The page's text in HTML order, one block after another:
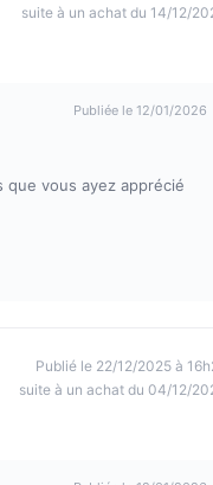
suite à un achat du 14/12/
Publiée le 12/01/2026
vous ayez apprécié
Publié le 22/12/2025 à
suite à un achat du 04/12/